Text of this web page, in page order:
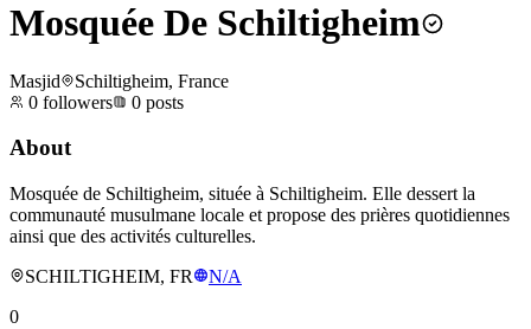
Mosquée De Schiltigheim
Masjid
Schiltigheim, France
0 followers 0 posts
About
Mosquée de Schiltigheim, située à Schiltigheim. Elle dessert la
communauté musulmane locale et propose des prières quotidiennes
ainsi que des activités culturelles.
SCHILTIGHEIM, FR
N/A
0